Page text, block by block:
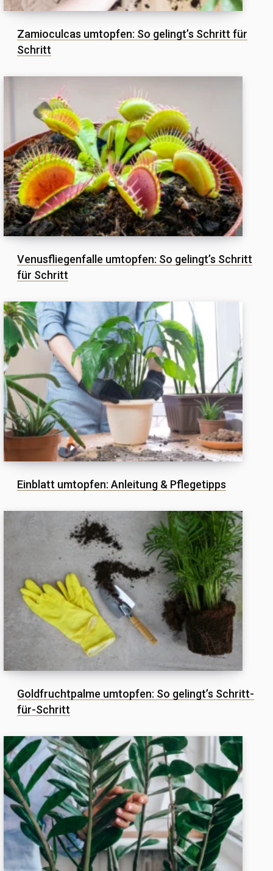
Zamioculcas umtopfen: So gelingt’s Schritt für
Schritt
Venusfliegenfalle umtopfen: So gelingt’s Schritt
für Schritt
Einblatt umtopfen: Anleitung & Pflegetipps
Goldfruchtpalme umtopfen: So gelingt’s Schritt-
für-Schritt